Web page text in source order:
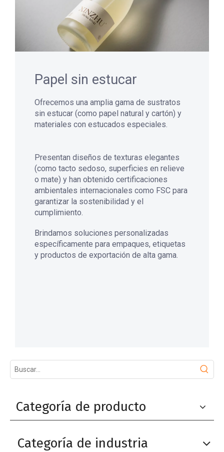
Papel sin estucar
Ofrecemos una amplia gama de sustratos
sin estucar (como papel natural y cartón) y
materiales con estucados especiales.
Presentan diseños de texturas elegantes
(como tacto sedoso, superficies en relieve
o mate) y han obtenido certificaciones
ambientales internacionales como FSC para
garantizar la sostenibilidad y el
cumplimiento.
Brindamos soluciones personalizadas
específicamente para empaques, etiquetas
y productos de exportación de alta gama.
Categoría de producto
Categoría de industria